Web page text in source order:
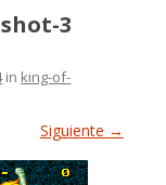
3
in king-of-
Siguiente →